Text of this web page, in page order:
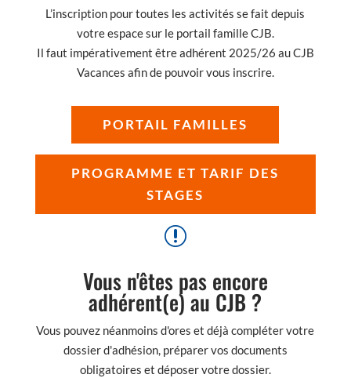
L’inscription pour toutes les activités se fait depuis
votre espace sur le portail famille CJB.
Il faut impérativement être adhérent 2025/26 au CJB
Vacances afin de pouvoir vous inscrire.
PORTAIL FAMILLES
PROGRAMME ET TARIF DES
STAGES
r
Vous n'êtes pas encore
adhérent(e) au CJB ?
Vous pouvez néanmoins d'ores et déjà compléter votre
dossier d'adhésion, préparer vos documents
obligatoires et déposer votre dossier.